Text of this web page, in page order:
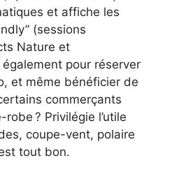
et affiche les
(sessions
Nature et
pour réserver
et même bénéficier de
commerçants
? Privilégie l’utile
coupe-vent, polaire
tout bon.